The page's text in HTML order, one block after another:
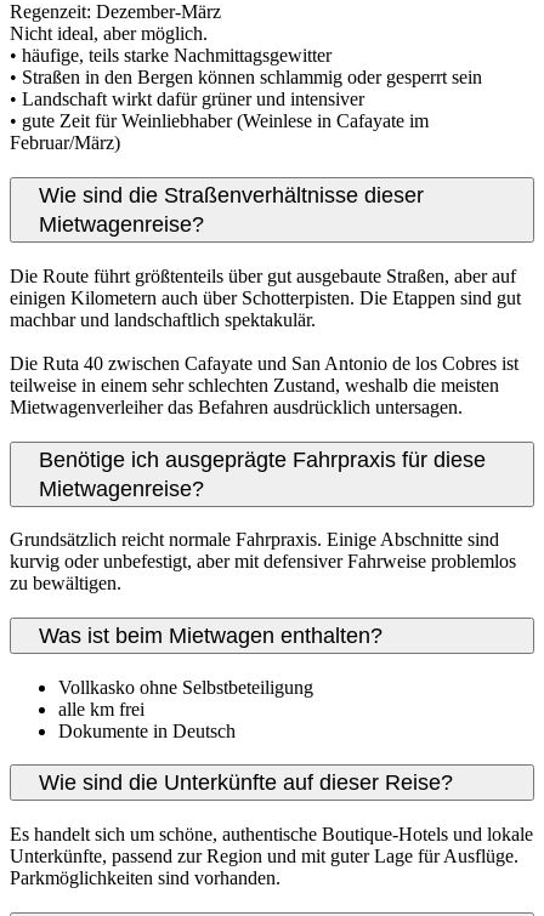
Regenzeit: Dezember-März
Nicht ideal, aber möglich.
• häufige, teils starke Nachmittagsgewitter
• Straßen in den Bergen können schlammig oder gesperrt sein
• Landschaft wirkt dafür grüner und intensiver
• gute Zeit für Weinliebhaber (Weinlese in Cafayate im
Februar/März)
Wie sind die Straßenverhältnisse dieser
Mietwagenreise?
Die Route führt größtenteils über gut ausgebaute Straßen, aber auf
einigen Kilometern auch über Schotterpisten. Die Etappen sind gut
machbar und landschaftlich spektakulär.
Die Ruta 40 zwischen Cafayate und San Antonio de los Cobres ist
teilweise in einem sehr schlechten Zustand, weshalb die meisten
Mietwagenverleiher das Befahren ausdrücklich untersagen.
Benötige ich ausgeprägte Fahrpraxis für diese
Mietwagenreise?
Grundsätzlich reicht normale Fahrpraxis. Einige Abschnitte sind
kurvig oder unbefestigt, aber mit defensiver Fahrweise problemlos
zu bewältigen.
Was ist beim Mietwagen enthalten?
Vollkasko ohne Selbstbeteiligung
alle km frei
Dokumente in Deutsch
Wie sind die Unterkünfte auf dieser Reise?
Es handelt sich um schöne, authentische Boutique-Hotels und lokale
Unterkünfte, passend zur Region und mit guter Lage für Ausflüge.
Parkmöglichkeiten sind vorhanden.